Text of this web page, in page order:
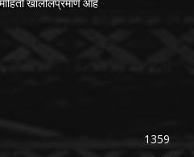
खालीलप्रमाणे आहे
1359